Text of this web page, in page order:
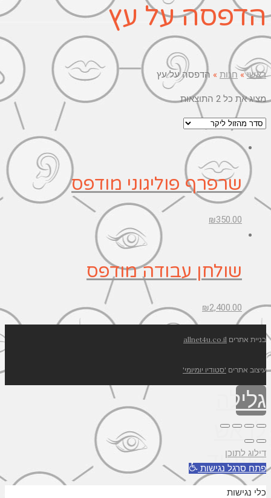
הדפסה על עץ
ראשי » חנות » הדפסה על עץ
מציג את כל 2 התוצאות
שרפרף פוליגוני מודפס
₪350.00
שולחן עבודה מודפס
₪2,400.00
בניית אתרים allnet4u.co.il
עיצוב אתרים 'סטודיו יומיומי'
גלילה
לראש
העמוד
דילוג לתוכן
פתח סרגל נגישות
כלי נגישות